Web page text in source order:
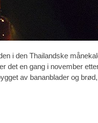
i den Thailandske
det en gang i november
av bananblader og